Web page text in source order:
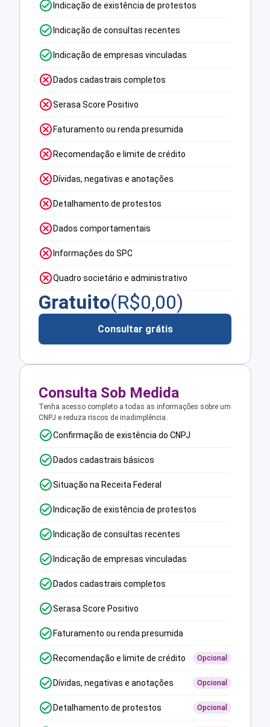
Indicação de existência de protestos
Indicação de consultas recentes
Indicação de empresas vinculadas
Dados cadastrais completos
Serasa Score Positivo
Faturamento ou renda presumida
Recomendação e limite de crédito
Dívidas, negativas e anotações
Detalhamento de protestos
Dados comportamentais
Informações do SPC
Quadro societário e administrativo
Gratuito(R$0,00)
Consultar grátis
Consulta Sob Medida
Tenha acesso completo a todas as informações sobre um
CNPJ e reduza riscos de inadimplência.
Confirmação de existência do CNPJ
Dados cadastrais básicos
Situação na Receita Federal
Indicação de existência de protestos
Indicação de consultas recentes
Indicação de empresas vinculadas
Dados cadastrais completos
Serasa Score Positivo
Faturamento ou renda presumida
Recomendação e limite de crédito Opcional
Dívidas, negativas e anotações Opcional
Detalhamento de protestos Opcional